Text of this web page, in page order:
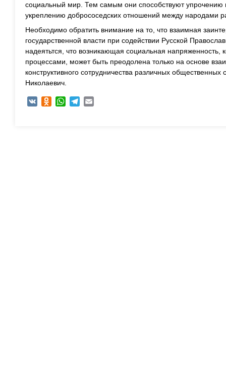
социальный мир. Тем самым они способствуют упрочению
укреплению добрососедских отношений между народами
Необходимо обратить внимание на то, что взаимная
государственной власти при содействии Русской
надеятьтся, что возникающая социальная
процессами, может быть преодолена только на основе
конструктивного сотрудничества различных
Николаевич.
VK Odnoklassniki
WhatsAppTelegram